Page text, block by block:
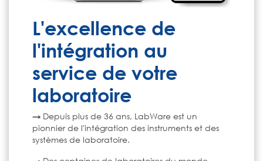
L'excellence de
l'intégration au
service de votre
laboratoire
→ Depuis plus de 36 ans, LabWare est un
pionnier de l'intégration des instruments et des
systèmes de laboratoire.